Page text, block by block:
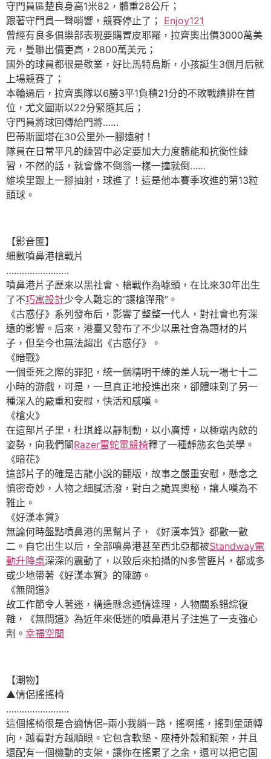
守門員區楚良身高1米82，體重28公斤；
跟著守門員一聲哨響，競賽停止了； Enjoy121
曾經有良多俱樂部表現要購置皮耶羅，拉齊奧出價3000萬美
元，曼聯出價更高，2800萬美元；
國外的球員都很是敬業，好比馬特烏斯，小孩誕生3個月后就
上場競賽了；
本輪過后，拉齊奧隊以6勝3平1負積21分的不敗戰績排在首
位，尤文圖斯以22分緊隨其后；
守門員將球回傳給門將……
巴蒂斯圖塔在30公里外一腳遠射！
隊員在日常平凡的練習中必定要加大力度體能和抗衡性練
習，不然的話，就會像不倒翁一樣一撞就倒……
維埃里跟上一腳抽射，球進了！這是他本賽季攻進的第13粒
頭球。
【影音匯】
細數噴鼻港槍戰片
……………………
噴鼻港片子歷來以黑社會、槍戰作為噱頭，在比來30年出生
了不巧寓設計少令人難忘的“讓槍彈飛”。
《古惑仔》系列發布后，影響了整整一代人，對社會也有深
遠的影響。后來，港臺又發布了不少以黑社會為題材的片
子，但至今也無法超出《古惑仔》。
《暗戰》
一個垂死之際的罪犯，統一個精明干練的差人玩一場七十二
小時的游戲，可是，一旦真正地投進出來，卻體味到了另一
種深入的嚴重和安慰，快活和感嘆。
《槍火》
在這部片子里，杜琪峰以靜制動，以小廣博，以極端內斂的
姿勢，向我們闡Razer雷蛇電競椅釋了一種靜態玄色美學。
《暗花》
這部片子的確是古龍小說的翻版，故事之嚴重安慰，懸念之
慎密奇妙，人物之細膩活潑，對白之詭異奧秘，讓人嘆為不
雅止。
《好漢本質》
無論何時盤點噴鼻港的黑幫片子，《好漢本質》都數一數
二。自它出生以后，全部噴鼻港甚至西北亞都被Standway電
動升降桌深深的震動了，以致后來拍攝的N多警匪片，都或多
或少地帶著《好漢本質》的陳跡。
《無間道》
故工作節令人著迷，構造懸念通情達理，人物關系錯綜復
雜，《無間道》為近年來低迷的噴鼻港片子注進了一支強心
劑。 幸福空間
【潮物】
▲情侶搖搖椅
……………………
這個搖椅很是合適情侶–兩小我躺一路，搖啊搖，搖到暈頭轉
向，越看對方越順眼。它包含軟墊、座椅外殼和鋼架，并且
還配有一個機動的支架，讓你在搖累了之余，還可以把它固